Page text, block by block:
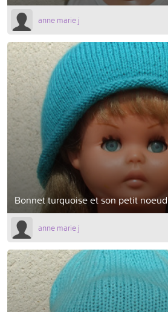
anne marie j
Bonnet turquoise et son petit noeud
anne marie j